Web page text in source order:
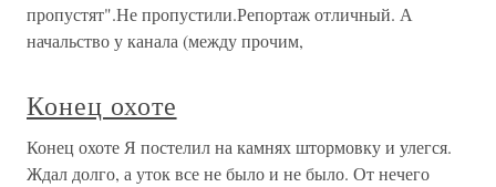
пропустят".Не пропустили.Репортаж отличный. А
начальство у канала (между прочим,
Конец охоте
Конец охоте Я постелил на камнях штормовку и улегся.
Ждал долго, а уток все не было и не было. От нечего